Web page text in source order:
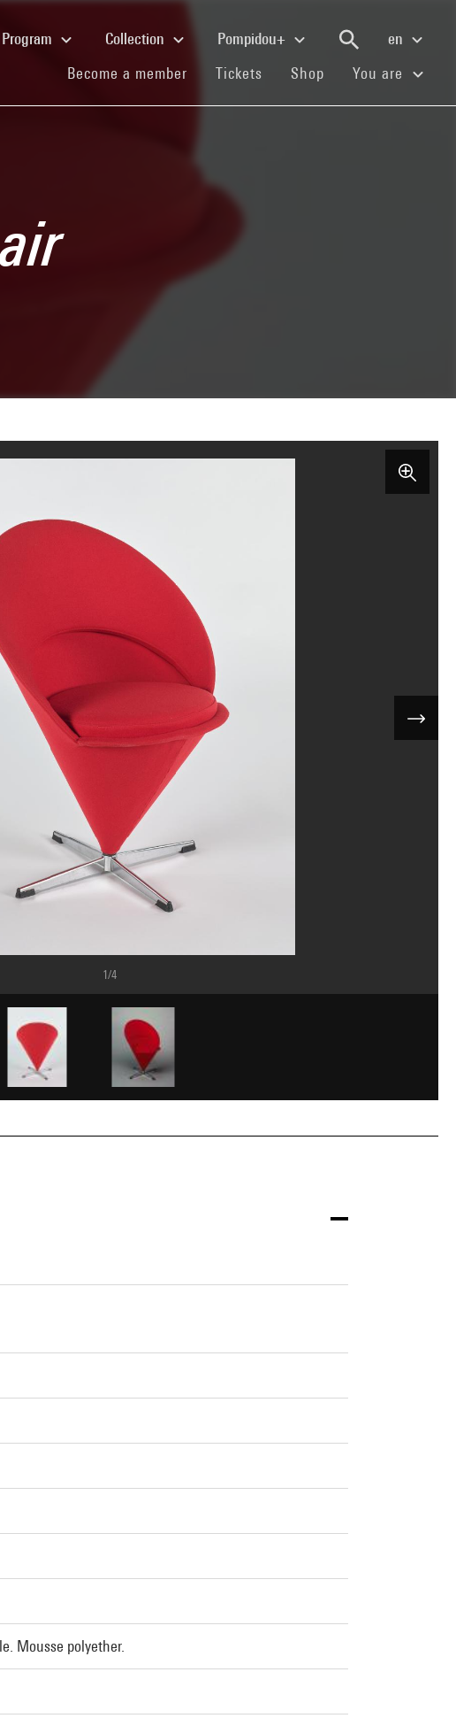
Program Collection Pompidou+
en
Become a member (current)
Tickets (current)
Shop (current)You are
Prévost/Dist. GrandPalaisRmn
1/4
Mousse polyether.